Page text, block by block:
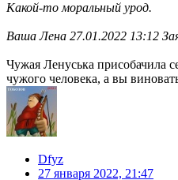
Какой-то моральный урод.
Ваша Лена 27.01.2022 13:12
Чужая Ленуська присобачила
чужого человека, а вы
Dfyz
27 января 2022, 21:47